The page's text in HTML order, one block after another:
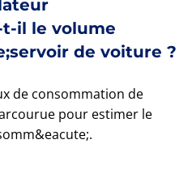
il le volume
de voiture ?
de consommation de
pour estimer le